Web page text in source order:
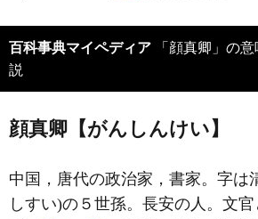
百科事典マイペディア
説
顔真卿【がんしんけい】
中国，唐代の政治家，書家。字は
しすい)の５世孫。長安の人。文